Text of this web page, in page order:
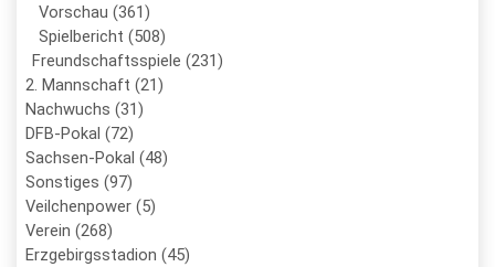
Vorschau (361)
Spielbericht (508)
Freundschaftsspiele (231)
2. Mannschaft (21)
Nachwuchs (31)
DFB-Pokal (72)
Sachsen-Pokal (48)
Sonstiges (97)
Veilchenpower (5)
Verein (268)
Erzgebirgsstadion (45)